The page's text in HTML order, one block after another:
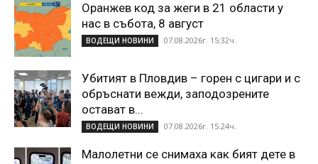
Оранжев код за жеги в 21 области у
нас в събота, 8 август
ВОДЕЩИ НОВИНИ 07.08.2026г. 15:32ч.
Убитият в Пловдив – горен с цигари и с
обръснати вежди, заподозрените
остават в...
ВОДЕЩИ НОВИНИ 07.08.2026г. 15:24ч.
Малолетни се снимаха как бият дете в